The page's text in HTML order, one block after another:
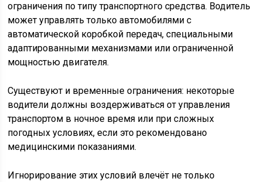
ограничения по типу транспортного средства. Водитель
может управлять только автомобилями с
автоматической коробкой передач, специальными
адаптированными механизмами или ограниченной
мощностью двигателя.
Существуют и временные ограничения: некоторые
водители должны воздерживаться от управления
транспортом в ночное время или при сложных
погодных условиях, если это рекомендовано
медицинскими показаниями.
Игнорирование этих условий влечёт не только